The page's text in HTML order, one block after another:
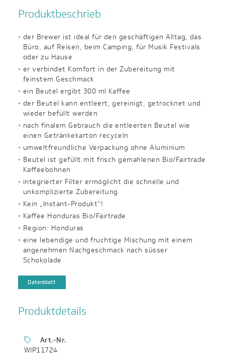
Produktbeschrieb
der Brewer ist ideal für den geschäftigen Alltag, das
Büro, auf Reisen, beim Camping, für Musik Festivals
oder zu Hause
er verbindet Komfort in der Zubereitung mit
feinstem Geschmack
ein Beutel ergibt 300 ml Kaffee
der Beutel kann entleert, gereinigt, getrocknet und
wieder befüllt werden
nach finalem Gebrauch die entleerten Beutel wie
einen Getränkekarton recyceln
umweltfreundliche Verpackung ohne Aluminium
Beutel ist gefüllt mit frisch gemahlenen Bio/Fairtrade
Kaffeebohnen
integrierter Filter ermöglicht die schnelle und
unkomplizierte Zubereitung
Kein „Instant-Produkt“!
Kaffee Honduras Bio/Fairtrade
Region: Honduras
eine lebendige und fruchtige Mischung mit einem
angenehmen Nachgeschmack nach süsser
Schokolade
Datenblatt
Produktdetails
Art.-Nr.
WIP11724